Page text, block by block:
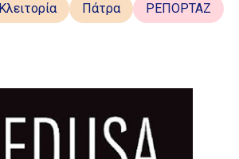
Κλειτορία Πάτρα
ΡΕΠΟΡΤΑΖ